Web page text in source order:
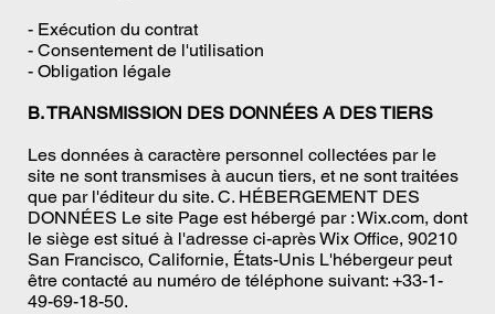
- Exécution du contrat
- Consentement de l'utilisation
- Obligation légale
B. TRANSMISSION DES DONNÉES A DES TIERS
Les données à caractère personnel collectées par le
site ne sont transmises à aucun tiers, et ne sont traitées
que par l'éditeur du site. C. HÉBERGEMENT DES
DONNÉES Le site Page est hébergé par : Wix.com, dont
le siège est situé à l'adresse ci-après Wix Office, 90210
San Francisco, Californie, États-Unis L'hébergeur peut
être contacté au numéro de téléphone suivant: +33-1-
49-69-18-50.